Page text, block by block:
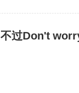
不过Don't